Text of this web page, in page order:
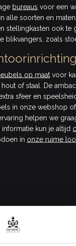
bureaus voor een
alle soorten en
stellingkasten ook te
blikvangers, zoals
op maat voor
of staal. De
sfeer en
in onze webshop
helpen we
kun je altijd
in onze ruime